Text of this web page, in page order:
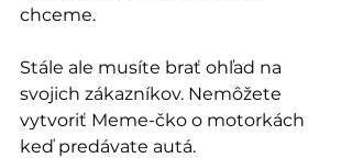
chceme.
Stále ale musíte brať ohľad na
svojich zákazníkov. Nemôžete
vytvoriť Meme-čko o motorkách
keď predávate autá.